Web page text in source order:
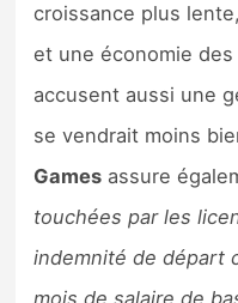
croissance plus
et une économie
accusent aussi une
se vendrait moins
Games assure
touchées par les
indemnité de départ